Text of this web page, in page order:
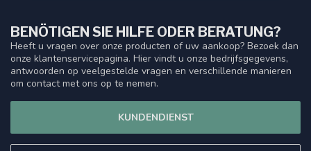
BENÖTIGEN SIE HILFE ODER BERATUNG?
Heeft u vragen over onze producten of uw aankoop? Bezoek dan
onze klantenservicepagina. Hier vindt u onze bedrijfsgegevens,
antwoorden op veelgestelde vragen en verschillende manieren
om contact met ons op te nemen.
KUNDENDIENST